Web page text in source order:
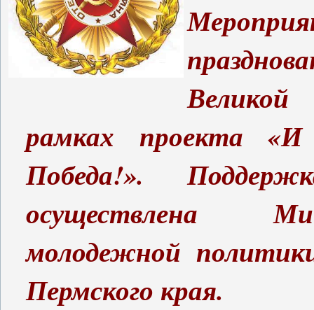
рамках проекта
Победа!».
осуществлена
молодежной
Пермского края.